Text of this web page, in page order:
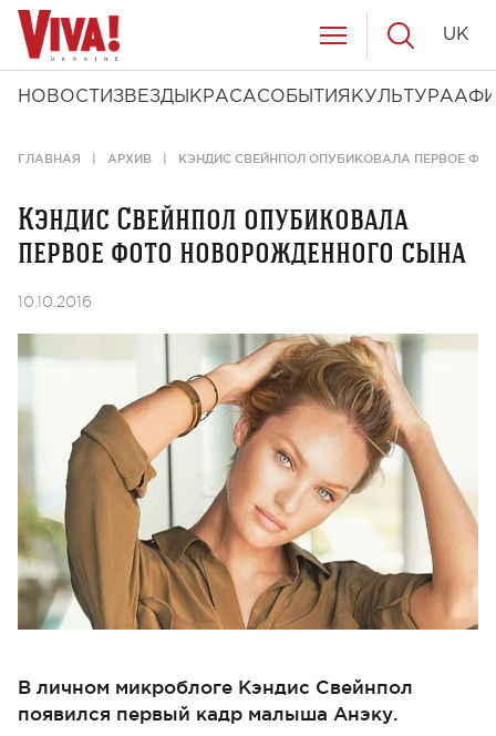
НОВОСТИ ЗВЕЗДЫ КРАСАСОБЫТИЯ КУЛЬТУРА
UK
ГЛАВНАЯ АРХИВ КЭНДИС СВЕЙНПОЛ ОПУБИКОВАЛА ПЕРВОЕ
Кэндис Свейнпол опубиковала
первое фото новорожденного сына
10.10.2016
В личном микроблоге Кэндис Свейнпол
появился первый кадр малыша Анэку.